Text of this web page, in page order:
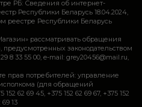
РБ: Сведения об интернет-
Республики Беларусь 18.04.2024,
реестре Республики Беларусь
рассматривать обращения
законодательством
8 33 55 00, e-mail: grey20456@mail.ru,
прав потребителей: управление
(для обращений
62 69 45, +375 152 62 69 67, +375 152
69 13